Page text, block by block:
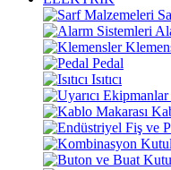
Pedal
Isıtıcı